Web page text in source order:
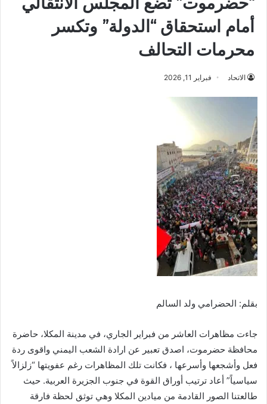
أمام استحقاق “الدولة” وتكسر
محرمات التحالف
الاتحاد فبراير 11, 2026
بقلم: الحضرامي ولد السالم
جاءت مظاهرات العاشر من فبراير الجاري، في مدينة المكلا، حاضرة
محافظة حضرموت، اصدق تعبير عن ارادة الشعب اليمني واقوى ردة
فعل وأشجعها وأسرعها ، فكانت تلك المظاهرات رغم عفويتها “زلزالاً
سياسياً” أعاد ترتيب أوراق القوة في جنوب الجزيرة العربية. حيث
طالعتنا الصور القادمة من ميادين المكلا وهي توثق لحظة فارقة